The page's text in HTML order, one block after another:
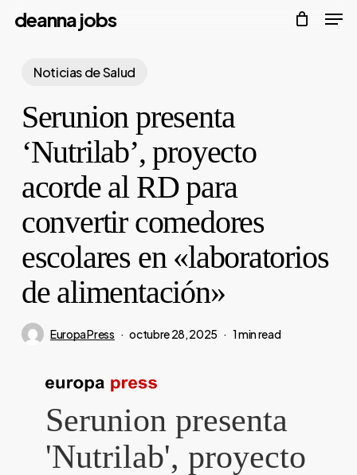
Skip
content
deanna jobs
Noticias de Salud
Serunion presenta
‘Nutrilab’, proyecto
acorde al RD para
convertir comedores
escolares en «laboratorios
de alimentación»
Europa Press octubre 28, 2025 1 min read